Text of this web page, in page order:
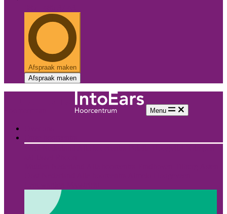
Afspraak maken
Afspraak maken
Menu